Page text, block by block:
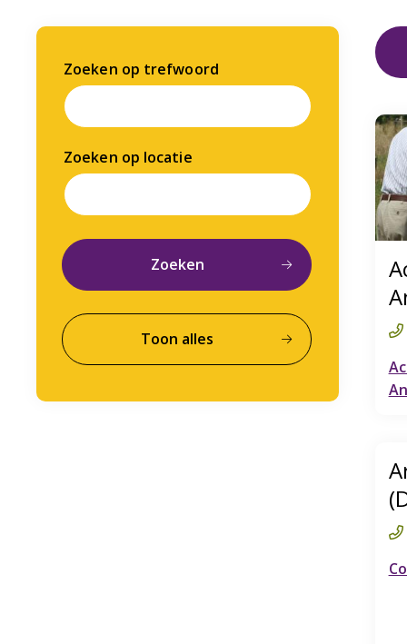
Zoeken op trefwoord
Zoeken op locatie